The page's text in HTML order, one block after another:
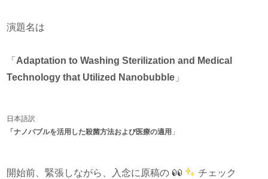
演題名は
「Adaptation to Washing Sterilization and Medical
Technology that Utilized Nanobubble 」
日本語訳
「ナノバブルを活用した殺菌方法および医療の適用 」
開始前、緊張しながら、入念に原稿の チェック